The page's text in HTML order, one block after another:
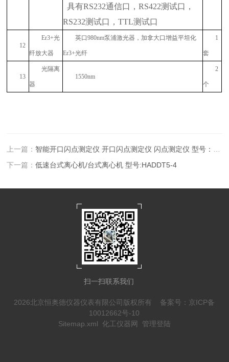
具有RS232通信口，RS422测试口，
RS232测试口，TTL测试口
12
Er3+光
纤放大器
英口980nm泵浦激光器，加拿大口增益平坦化
Er3+光纤
1
套
13
光隔离
器
1550nm
2
个
上一篇： 智能开口闪点测定仪 开口闪点测定仪 闪点测定仪 型号： JS11-LSD-2F
下一篇：低速台式离心机/台式离心机 型号:HADDT5-4
扫一扫联系我们
2026北京恒奥德仪器仪表有限公司版权所有 备案号：京ICP备
10012662号-10
Sitemap.xml 化工仪器网 管理登陆